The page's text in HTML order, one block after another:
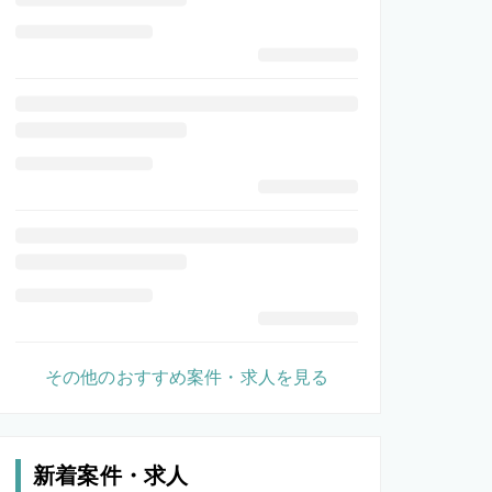
その他のおすすめ案件・求人を見る
新着案件・求人